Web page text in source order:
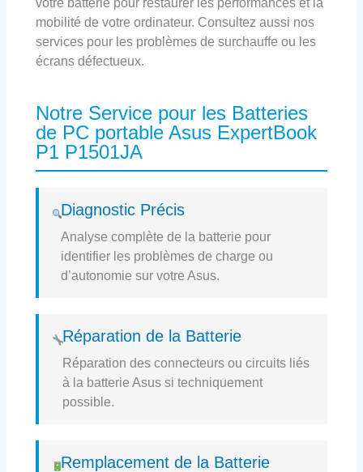
mobilité de votre ordinateur. Consultez aussi nos
services pour les problèmes de surchauffe ou les
écrans défectueux.
Notre Service pour les Batteries
de PC portable Asus ExpertBook
P1 P1501JA
Diagnostic Précis
Analyse complète de la batterie pour
identifier les problèmes de charge ou
d’autonomie sur votre Asus.
Réparation de la Batterie
Réparation des connecteurs ou circuits liés
à la batterie Asus si techniquement
possible.
Remplacement de la Batterie